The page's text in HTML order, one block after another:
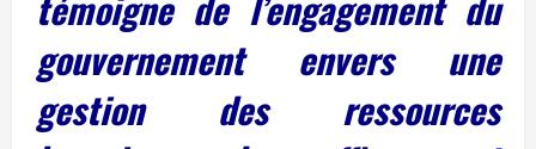
gouvernement envers une
gestion des ressources